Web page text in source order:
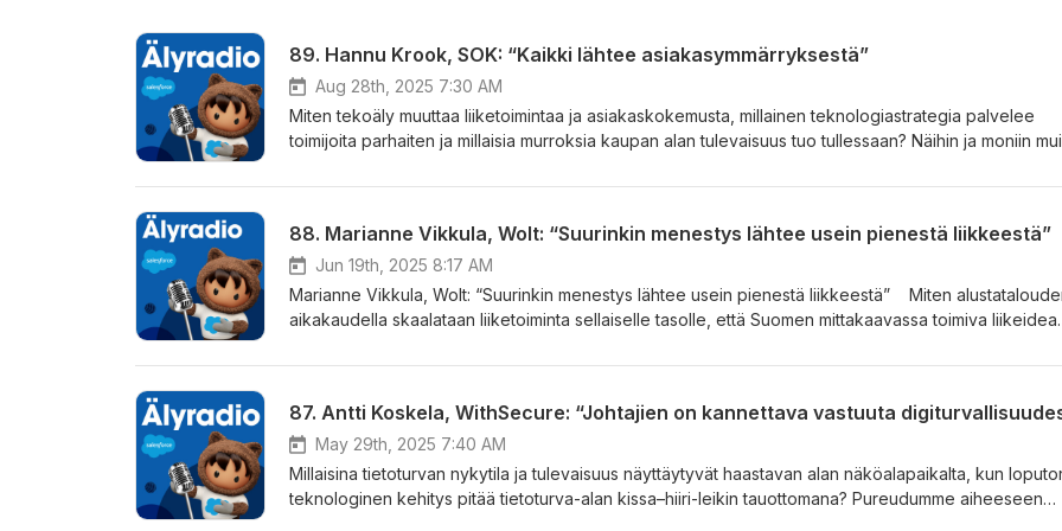
89. Hannu Krook, SOK: “Kaikki lähtee asiakasymmärryksestä”
Aug 28th, 2025 7:30 AM
Miten tekoäly muuttaa liiketoimintaa ja asiakaskokemusta, millainen teknologiastrategia palvelee
toimijoita parhaiten ja millaisia murroksia kaupan alan tulevaisuus tuo tullessaan? Näihin ja moniin
yritysjohdon veteraanin kanssa keskustelemme muun muassa kansainvälisen kaupan haasteista,
luomisesta. Jakson oppeja ovat: Millaisista osasista kotimaisen ja kansainvälisen kaupankäynnin
nykytila koostuu Miten uusi tekoäly ja teknologia rikastavat mm. logistiikkaa ja asiakaspalvelua Mistä
ainesosista syntyy laadukas ja jäljittelemätön asiakaskokemus
88. Marianne Vikkula, Wolt: “Suurinkin menestys lähtee usein pienestä liikkeestä”
Jun 19th, 2025 8:17 AM
Marianne Vikkula, Wolt: “Suurinkin menestys lähtee usein pienestä liikkeestä” Miten alustatalouden
aikakaudella skaalataan liiketoiminta sellaiselle tasolle, että Suomen mittakaavassa toimiva liikeidea
kehityksen kirittäjänä? Näihin ja moniin muihin kutkuttaviin aiheisiin pureudumme Woltin operatiivisen
täyttämä jaksollinen suomalaisen menestystarinan näköalapaikalta kertyneistä opeista ja
Jakson oppeja ovat: Miten skaalataan suomalainen yritys globaalin mittakaavaan maa kerrallaan Miten
tekoäly ja automatiikka vaikuttavat alustatalouden nykytilaan ja tulevaisuuteen Minkälaiset teknologian,
toiminnan ja yrityskulttuurin osatekijät kirittävät Woltin kasvua
87. Antti Koskela, WithSecure: “Johtajien on kannettava vastuuta
May 29th, 2025 7:40 AM
Millaisina tietoturvan nykytila ja tulevaisuus näyttäytyvät haastavan alan näköalapaikalta, kun
teknologinen kehitys pitää tietoturva-alan kissa–hiiri-leikin tauottomana? Pureudumme aiheeseen